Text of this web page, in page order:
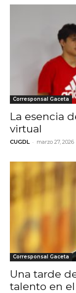
Corresponsal Gaceta
La esencia
virtual
CUGDL - marzo 27, 2026
Corresponsal Gaceta
Una tarde
talento en el